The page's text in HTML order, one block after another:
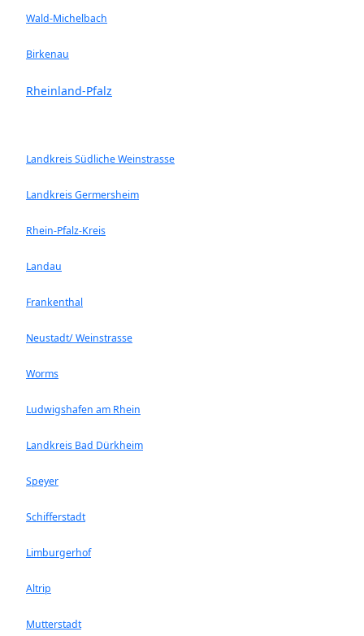
Wald-Michelbach
Birkenau
Rheinland-Pfalz
Landkreis Südliche Weinstrasse
Landkreis Germersheim
Rhein-Pfalz-Kreis
Landau
Frankenthal
Neustadt/ Weinstrasse
Worms
Ludwigshafen am Rhein
Landkreis Bad Dürkheim
Speyer
Schifferstadt
Limburgerhof
Altrip
Mutterstadt